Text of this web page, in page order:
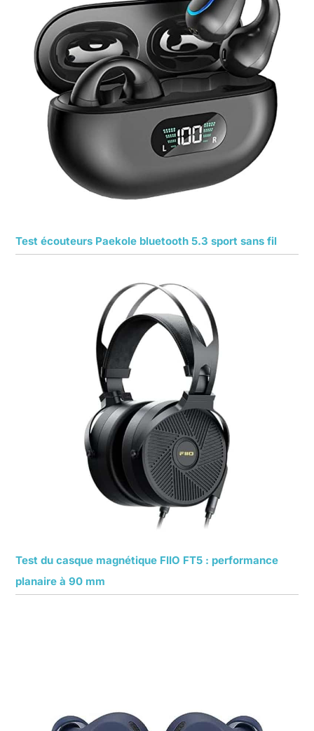
Test écouteurs Paekole bluetooth 5.3 sport sans fil
Test du casque magnétique FIIO FT5 : performance
planaire à 90 mm